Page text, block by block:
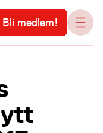
Bli medlem!